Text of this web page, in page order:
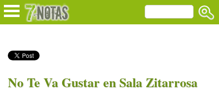
No Te Va Gustar en Sala Zitarrosa